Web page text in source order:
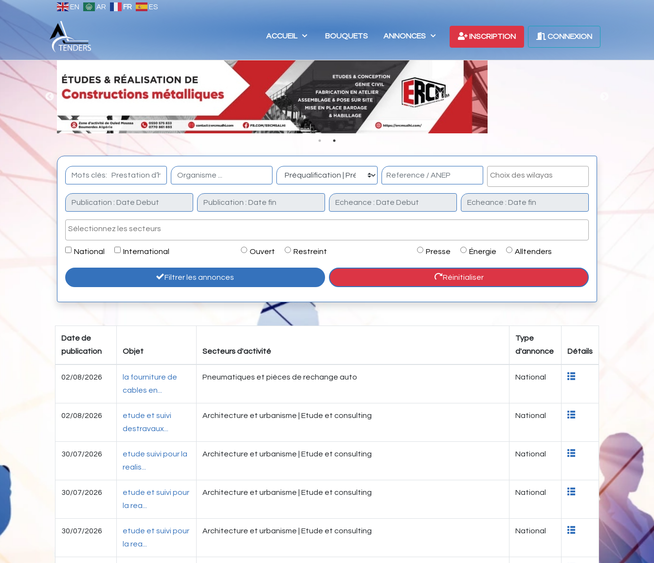
EN AR FR ES
ACCUEIL BOUQUETS ANNONCES INSCRIPTION CONNEXION
National International Ouvert Restreint Presse Énergie Alltenders
Filtrer les annonces Réinitialiser
Date de
publication
Objet Secteurs d'activité
Type
d'annonce
Détails
02/08/2026
la fourniture de
cables en...
Pneumatiques et pièces de rechange auto National
02/08/2026
etude et suivi
destravaux...
Architecture et urbanisme | Etude et consulting National
30/07/2026
etude suivi pour la
realis...
Architecture et urbanisme | Etude et consulting National
30/07/2026
etude et suivi pour
la rea...
Architecture et urbanisme | Etude et consulting National
30/07/2026
etude et suivi pour
la rea...
Architecture et urbanisme | Etude et consulting National